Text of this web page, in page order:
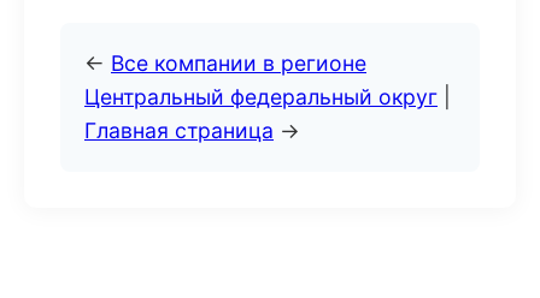
← Все компании в регионе
Центральный федеральный округ
Главная страница →